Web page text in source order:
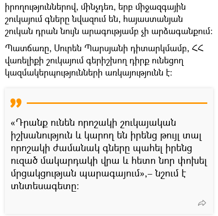
իրողություններով, մինչդեռ, երբ միջազգային
շուկայում գները նվազում են, հայաստանյան
շուկան դրան նույն արագությամբ չի արձագանքում։
Պատճառը, Սուրեն Պարսյանի դիտարկմամբ, ՀՀ
վառելիքի շուկայում գերիշխող դիրք ունեցող
կազմակերպությունների առկայությունն է։
«Դրանք ունեն որոշակի շուկայական
իշխանություն և կարող են իրենց թույլ տալ
որոշակի ժամանակ գները պահել իրենց
ուզած մակարդակի վրա և հետո նոր փոխել
մրցակցության պարագայում»,– նշում է
տնտեսագետը։